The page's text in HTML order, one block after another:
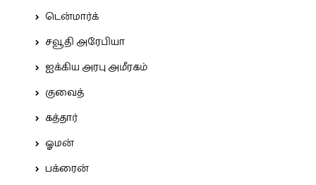
டென்மார்க்
சவூதி அரேபியா
ஐக்கிய அரபு அமீரகம்
குவைத்
கத்தார்
ஓமன்
பக்ரைன்